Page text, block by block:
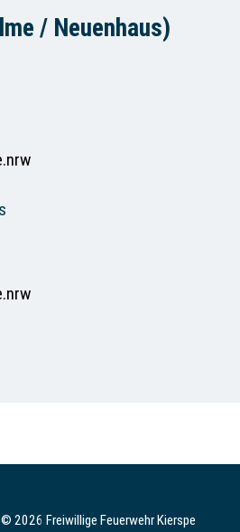
/ Neuenhaus)
© 2026 Freiwillige Feuerwehr Kierspe